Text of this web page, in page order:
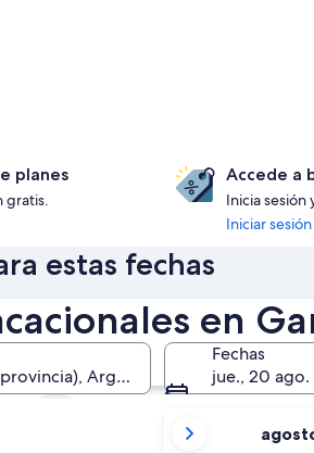
en
Fechas
jue., 20 ago.
meses
planes
gratis.
Accede a
Inicia sesión
Iniciar sesión
estas fechas
En dos meses
2 oct. - 4 oct.
En cuatro meses
27 nov. - 29 nov.